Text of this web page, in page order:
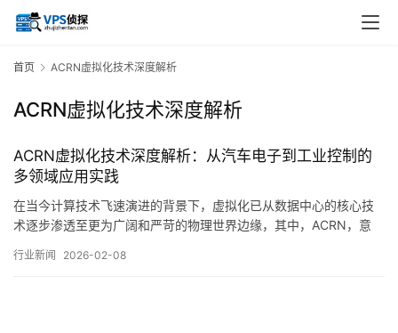
首页 ACRN虚拟化技术深度解析
ACRN虚拟化技术深度解析
ACRN虚拟化技术深度解析：从汽车电子到工业控制的
多领域应用实践
在当今计算技术飞速演进的背景下，虚拟化已从数据中心的核心技
术逐步渗透至更为广阔和严苛的物理世界边缘，其中，ACRN，意
设计的开源虚拟化监控程序，Hypervisor，，正以其独特的架构理
行业新闻 2026-02-08